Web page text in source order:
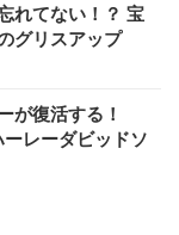
れてない！？ 宝
グリスアップ
が復活する！
レーダビッドソ